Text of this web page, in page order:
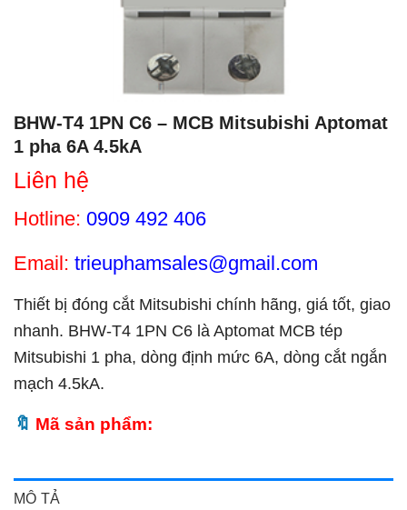
BHW-T4 1PN C6 – MCB Mitsubishi Aptomat
1 pha 6A 4.5kA
Liên hệ
Hotline: 0909 492 406
Email: trieuphamsales@gmail.com
Thiết bị đóng cắt Mitsubishi chính hãng, giá tốt, giao
nhanh. BHW-T4 1PN C6 là Aptomat MCB tép
Mitsubishi 1 pha, dòng định mức 6A, dòng cắt ngắn
mạch 4.5kA.
Mã sản phẩm:
MÔ TẢ